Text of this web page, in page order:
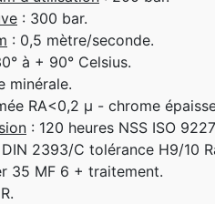
: 300 bar.
: 0,5 mètre/seconde.
à + 90° Celsius.
minérale.
RA<0,2 µ - chrome
: 120 heures NSS ISO
2393/C tolérance H9/10
35 MF 6 + traitement.